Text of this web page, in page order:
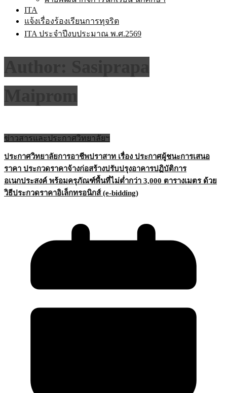
ITA
แจ้งเรื่องร้องเรียนการทุจริต
ITA ประจำปีงบประมาณ พ.ศ.2569
ข่าวสารและประกาศวิทยาลัยฯ
ประกาศวิทยาลัยการอาชีพปราสาท เรื่อง ประกาศผู้ชนะการเสนอ
ราคา ประกวดราคาจ้างก่อสร้างปรับปรุงอาคารปฏิบัติการ
อเนกประสงค์ พร้อมครุภัณฑ์พื้นที่ไม่ต่ำกว่า 3,000 ตารางเมตร ด้วย
วิธีประกวดราคาอิเล็กทรอนิกส์ (e-bidding)